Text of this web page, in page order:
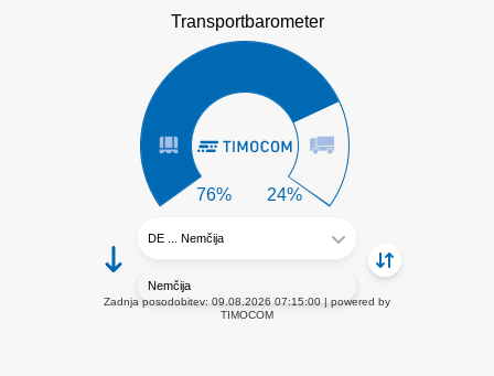
Transportbarometer
Nemčija
Zadnja posodobitev: 09.08.2026 07:15:00
powered by
TIMOCOM